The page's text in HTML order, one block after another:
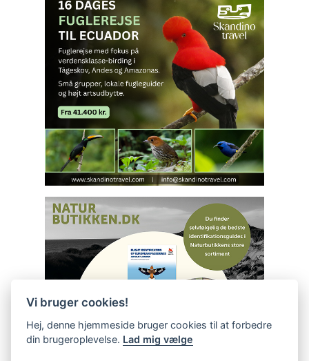
Vi bruger cookies!
Hej, denne hjemmeside bruger cookies til at forbedre
din brugeroplevelse. Lad mig vælge